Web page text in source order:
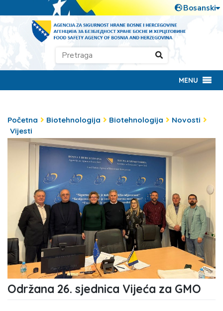
MENU
Početna Biotehnologija Biotehnologija
Novosti
Vijesti
Održana 26. sjednica Vijeća za GMO